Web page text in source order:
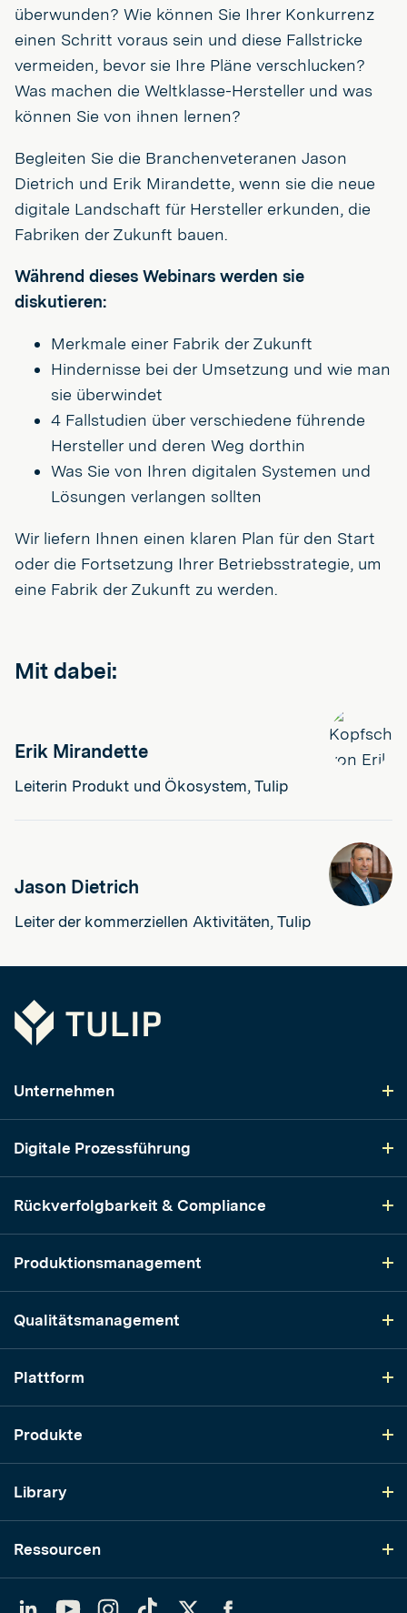
überwunden? Wie können Sie Ihrer Konkurrenz
einen Schritt voraus sein und diese Fallstricke
vermeiden, bevor sie Ihre Pläne verschlucken?
Was machen die Weltklasse-Hersteller und was
können Sie von ihnen lernen?
Begleiten Sie die Branchenveteranen Jason
Dietrich und Erik Mirandette, wenn sie die neue
digitale Landschaft für Hersteller erkunden, die
Fabriken der Zukunft bauen.
Während dieses Webinars werden sie
diskutieren:
Merkmale einer Fabrik der Zukunft
Hindernisse bei der Umsetzung und wie man
sie überwindet
4 Fallstudien über verschiedene führende
Hersteller und deren Weg dorthin
Was Sie von Ihren digitalen Systemen und
Lösungen verlangen sollten
Wir liefern Ihnen einen klaren Plan für den Start
oder die Fortsetzung Ihrer Betriebsstrategie, um
eine Fabrik der Zukunft zu werden.
Mit dabei:
Erik Mirandette
Leiterin Produkt und Ökosystem, Tulip
Jason Dietrich
Leiter der kommerziellen Aktivitäten, Tulip
Tulip
Unternehmen
Digitale Prozessführung
Rückverfolgbarkeit & Compliance
Produktionsmanagement
Qualitätsmanagement
Plattform
Produkte
Library
Ressourcen
YouTubeInstagram
TikTok